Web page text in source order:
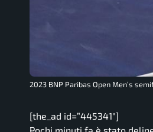
2023 BNP Paribas Open Men’s
[the_ad id=”445341″]